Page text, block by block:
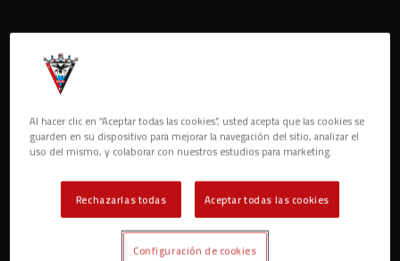
Al hacer clic en “Aceptar todas las cookies”, usted acepta que las cookies se
guarden en su dispositivo para mejorar la navegación del sitio, analizar el
uso del mismo, y colaborar con nuestros estudios para marketing.
Rechazarlas todas Aceptar todas las cookies
Configuración de cookies